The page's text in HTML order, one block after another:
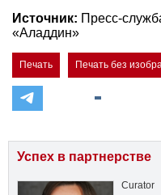
Источник: Пресс-
«Аладдин»
Печать Печать без
Успех в партнерстве
Curator